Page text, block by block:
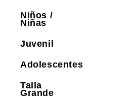
Niños /
Niñas
Juvenil
Adolescentes
Talla
Grande